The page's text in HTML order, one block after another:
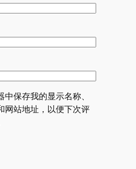
中保存我的显示名称、
网站地址，以便下次评